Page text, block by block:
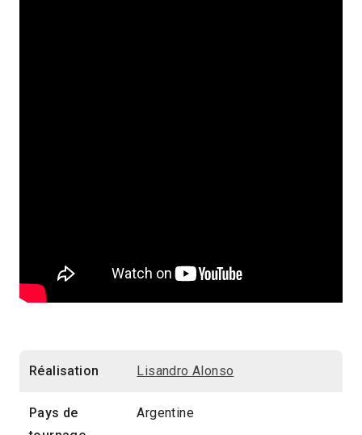
Réalisation Lisandro Alonso
Pays de
Argentine